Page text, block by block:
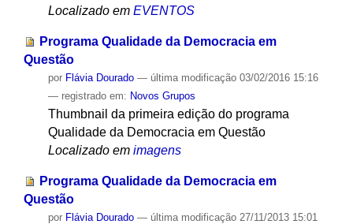
Localizado em EVENTOS
Programa Qualidade da Democracia em
Questão
por Flávia Dourado — última modificação03/02/2016 15:16
— registrado em: Novos Grupos
Thumbnail da primeira edição do programa
Qualidade da Democracia em Questão
Localizado em imagens
Programa Qualidade da Democracia em
Questão
por Flávia Dourado — última modificação27/11/2013 15:01